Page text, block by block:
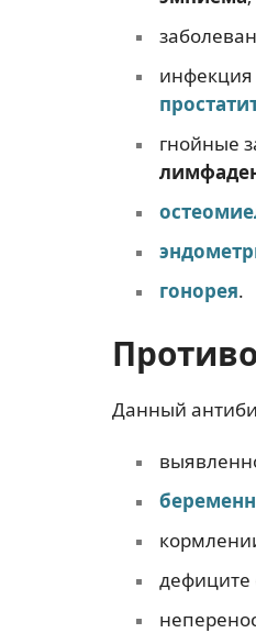
гнойные
гонорея.
Данный
дефиците